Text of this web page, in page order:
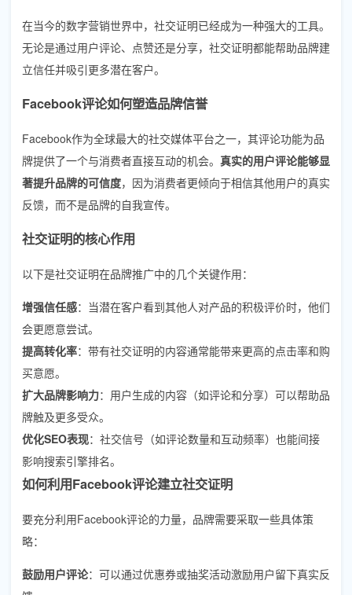
在当今的数字营销世界中，社交证明已经成为一种强大的工具。
无论是通过用户评论、点赞还是分享，社交证明都能帮助品牌建
立信任并吸引更多潜在客户。
Facebook评论如何塑造品牌信誉
Facebook作为全球最大的社交媒体平台之一，其评论功能为品
牌提供了一个与消费者直接互动的机会。 真实的用户评论能够显
著提升品牌的可信度，因为消费者更倾向于相信其他用户的真实
反馈，而不是品牌的自我宣传。
社交证明的核心作用
以下是社交证明在品牌推广中的几个关键作用：
增强信任感：当潜在客户看到其他人对产品的积极评价时，他们
会更愿意尝试。
提高转化率：带有社交证明的内容通常能带来更高的点击率和购
买意愿。
扩大品牌影响力：用户生成的内容（如评论和分享）可以帮助品
牌触及更多受众。
优化SEO表现：社交信号（如评论数量和互动频率）也能间接
影响搜索引擎排名。
如何利用Facebook评论建立社交证明
要充分利用Facebook评论的力量，品牌需要采取一些具体策
略：
鼓励用户评论：可以通过优惠券或抽奖活动激励用户留下真实反